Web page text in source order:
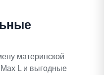
материнской
L и выгодные